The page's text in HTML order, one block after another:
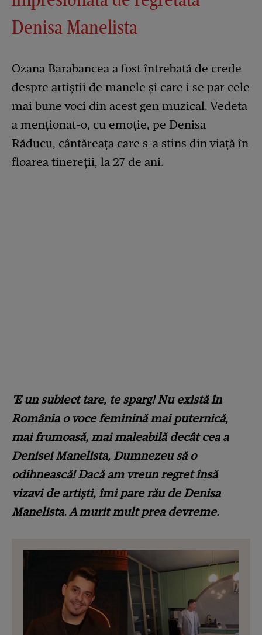
Denisa Manelista
Ozana Barabancea a fost întrebată de crede
despre artiștii de manele și care i se par cele
mai bune voci din acest gen muzical. Vedeta
a menționat-o, cu emoție, pe Denisa
Răducu, cântăreața care s-a stins din viață în
floarea tinereții, la 27 de ani.
'E un subiect tare, te sparg! Nu există în
România o voce feminină mai puternică,
mai frumoasă, mai maleabilă decât cea a
Denisei Manelista, Dumnezeu să o
odihnească! Dacă am vreun regret însă
vizavi de artiști, îmi pare rău de Denisa
Manelista. A murit mult prea devreme.